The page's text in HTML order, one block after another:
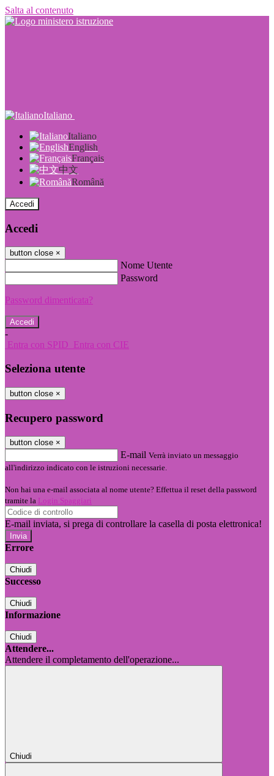
Salta al contenuto
Italiano
Italiano
English
Français
中文
Română
Accedi
Accedi
button close ×
Nome Utente
Password
Password dimenticata?
-
Entra con SPID Entra con CIE
Seleziona utente
button close ×
Recupero password
button close ×
E-mail Verrà inviato un messaggio
all'indirizzo indicato con le istruzioni necessarie.
Non hai una e-mail associata al nome utente? Effettua il reset della password
tramite la Login Spaggiari
E-mail inviata, si prega di controllare la casella di posta elettronica!
Errore
Chiudi
Successo
Chiudi
Informazione
Chiudi
Attendere...
Attendere il completamento dell'operazione...
Chiudi